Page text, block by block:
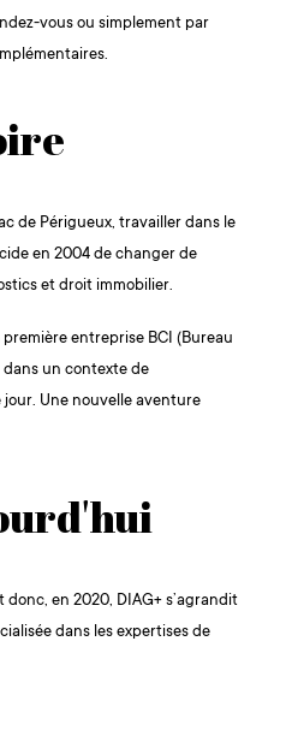
de Périgueux, travailler dans le
en 2004 de changer de
et droit immobilier.
entreprise BCI (Bureau
dans un contexte de
Une nouvelle aventure
donc, en 2020, DIAG+ s’agrandit
dans les expertises de
vous ou simplement par